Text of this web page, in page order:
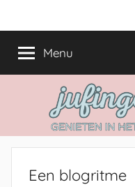
naarjufinger.nl
het
onderwijs
Menu
Een blogritme